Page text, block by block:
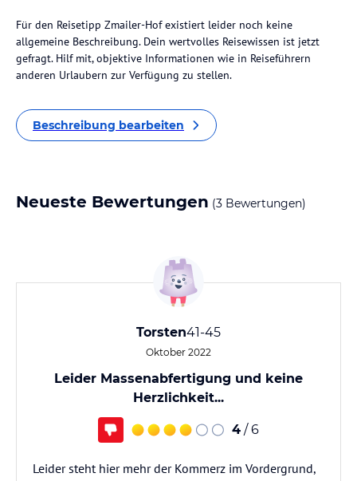
Für den Reisetipp Zmailer-Hof existiert leider noch keine
allgemeine Beschreibung. Dein wertvolles Reisewissen ist jetzt
gefragt. Hilf mit, objektive Informationen wie in Reiseführern
anderen Urlaubern zur Verfügung zu stellen.
Beschreibung bearbeiten
Neueste Bewertungen (3 Bewertungen)
Torsten41-45
Oktober 2022
Leider Massenabfertigung und keine
Herzlichkeit...
4 / 6
Leider steht hier mehr der Kommerz im Vordergrund,